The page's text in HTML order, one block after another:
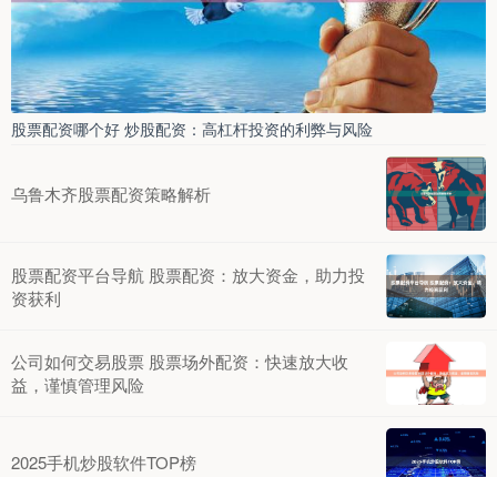
股票配资哪个好 炒股配资：高杠杆投资的利弊与风险
乌鲁木齐股票配资策略解析
股票配资平台导航 股票配资：放大资金，助力投
资获利
公司如何交易股票 股票场外配资：快速放大收
益，谨慎管理风险
2025手机炒股软件TOP榜